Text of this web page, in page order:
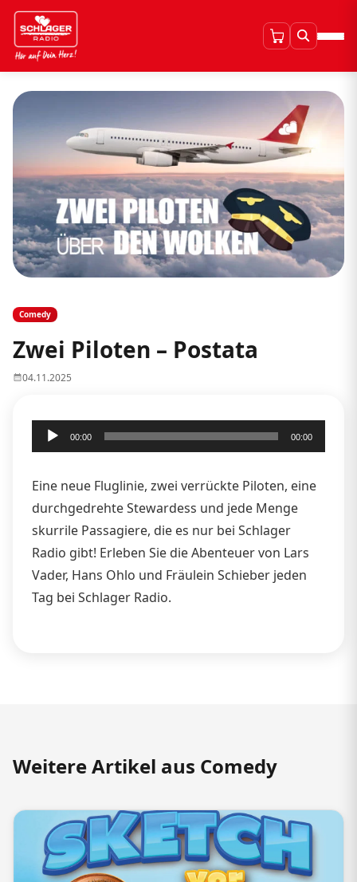
Comedy
Zwei Piloten – Postata
04.11.2025
Audio-
Player
00:00 00:00
Eine neue Fluglinie, zwei verrückte Piloten, eine
durchgedrehte Stewardess und jede Menge
skurrile Passagiere, die es nur bei Schlager
Radio gibt! Erleben Sie die Abenteuer von Lars
Vader, Hans Ohlo und Fräulein Schieber jeden
Tag bei Schlager Radio.
Weitere Artikel aus Comedy